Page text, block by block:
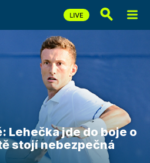
Lehečka jde do boje o
stojí nebezpečná